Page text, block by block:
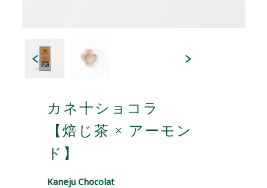
カネ十ショコラ
【焙じ茶 × アーモン
ド】
Kaneju Chocolat